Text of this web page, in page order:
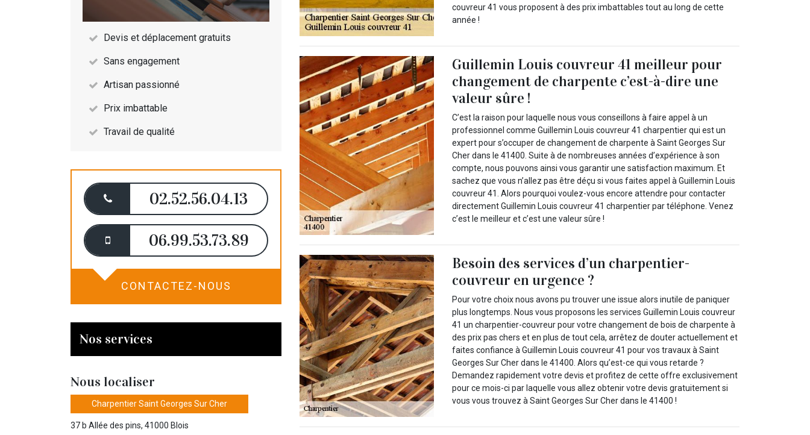
Devis et déplacement gratuits
Sans engagement
Artisan passionné
Prix imbattable
Travail de qualité
02.52.56.04.13
06.99.53.73.89
CONTACTEZ-NOUS
Nos services
Nous localiser
Charpentier Saint Georges Sur Cher
37 b Allée des pins, 41000 Blois
couvreur 41 vous proposent à des prix imbattables tout au long de cette
année !
Guillemin Louis couvreur 41 meilleur pour
changement de charpente c’est-à-dire une
valeur sûre !
C’est la raison pour laquelle nous vous conseillons à faire appel à un
professionnel comme Guillemin Louis couvreur 41 charpentier qui est un
expert pour s’occuper de changement de charpente à Saint Georges Sur
Cher dans le 41400. Suite à de nombreuses années d’expérience à son
compte, nous pouvons ainsi vous garantir une satisfaction maximum. Et
sachez que vous n’allez pas être déçu si vous faites appel à Guillemin Louis
couvreur 41. Alors pourquoi voulez-vous encore attendre pour contacter
directement Guillemin Louis couvreur 41 charpentier par téléphone. Venez
c’est le meilleur et c’est une valeur sûre !
Besoin des services d’un charpentier-
couvreur en urgence ?
Pour votre choix nous avons pu trouver une issue alors inutile de paniquer
plus longtemps. Nous vous proposons les services Guillemin Louis couvreur
41 un charpentier-couvreur pour votre changement de bois de charpente à
des prix pas chers et en plus de tout cela, arrêtez de douter actuellement et
faites confiance à Guillemin Louis couvreur 41 pour vos travaux à Saint
Georges Sur Cher dans le 41400. Alors qu’est-ce qui vous retarde ?
Demandez rapidement votre devis et profitez de cette offre exclusivement
pour ce mois-ci par laquelle vous allez obtenir votre devis gratuitement si
vous vous trouvez à Saint Georges Sur Cher dans le 41400 !